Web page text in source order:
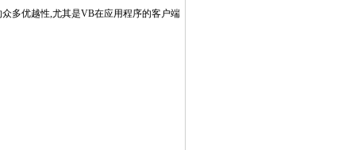
众多优越性,尤其是VB在应用程序的客户端